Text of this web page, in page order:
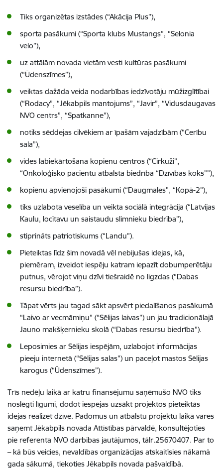
Tiks organizētas izstādes (“Akācija Plus”),
sporta pasākumi (“Sporta klubs Mustangs”, “Selonia
velo”),
uz attālām novada vietām vesti kultūras pasākumi
(“Ūdenszīmes”),
veiktas dažāda veida nodarbības iedzīvotāju mūžizglītībai
(“Rodacy”, “Jēkabpils mantojums”, “Javir”, “Vidusdaugavas
NVO centrs”, “Spatkanne”),
notiks sēddejas cilvēkiem ar īpašām vajadzībām (“Cerību
sala”),
vides labiekārtošana kopienu centros (“Cirkuži”,
“Onkoloģisko pacientu atbalsta biedrība “Dzīvības koks””),
kopienu apvienojoši pasākumi (“Daugmales”, “Kopā-2”),
tiks uzlabota veselība un veikta sociālā integrācija (“Latvijas
Kaulu, locītavu un saistaudu slimnieku biedrība”),
stiprināts patriotiskums (“Landu”).
Pieteiktas līdz šim novadā vēl nebijušas idejas, kā,
piemēram, izveidot iespēju katram iepazīt dobumperētāju
putnus, vērojot viņu dzīvi tiešraidē no ligzdas (“Dabas
resursu biedrība”).
Tāpat vērts jau tagad sākt apsvērt piedalīšanos pasākumā
“Laivo ar vecmāmiņu” (“Sēlijas laivas”) un jau tradicionālajā
Jauno makšķernieku skolā (“Dabas resursu biedrība”).
Leposimies ar Sēlijas iespējām, uzlabojot informācijas
pieeju internetā (“Sēlijas salas”) un paceļot mastos Sēlijas
karogus (“Ūdenszīmes”).
Trīs nedēļu laikā ar katru finansējumu saņēmušo NVO tiks
noslēgti līgumi, dodot iespējas uzsākt projektos pieteiktās
idejas realizēt dzīvē. Padomus un atbalstu projektu laikā varēs
saņemt Jēkabpils novada Attīstības pārvaldē, konsultējoties
pie referenta NVO darbības jautājumos, tālr.25670407. Par to
– kā būs veicies, nevaldības organizācijas atskaitīsies nākamā
gada sākumā, tiekoties Jēkabpils novada pašvaldībā.